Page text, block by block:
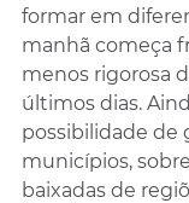
formar em
manhã começa
menos rigorosa
últimos dias.
possibilidade de
municípios,
baixadas de